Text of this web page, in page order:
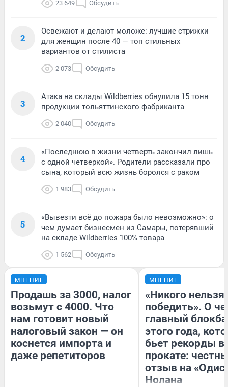
23 649 Обсудить
2
Освежают и делают моложе: лучшие стрижки
для женщин после 40 — топ стильных
вариантов от стилиста
2 073 Обсудить
3
Атака на склады Wildberries обнулила 15 тонн
продукции тольяттинского фабриканта
2 040 Обсудить
4
«Последнюю в жизни четверть закончил лишь
с одной четверкой». Родители рассказали про
сына, который всю жизнь боролся с раком
1 983 Обсудить
5
«Вывезти всё до пожара было невозможно»: о
чем думает бизнесмен из Самары, потерявший
на складе Wildberries 100% товара
1 562 Обсудить
МНЕНИЕ
Продашь за 3000, налог
возьмут с 4000. Что
нам готовит новый
налоговый закон — он
коснется импорта и
даже репетиторов
МНЕНИЕ
«Никого нельзя
победить». О
главный
этого года,
бьет рекорды в
прокате:
отзыв на
Нолана